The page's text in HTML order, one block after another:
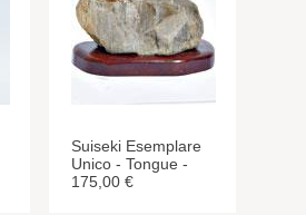
Suiseki Esemplare
Unico - Tongue -
175,00 €